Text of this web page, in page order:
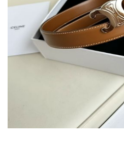
2026人気特集
バッグ
ズボン
衣装セット
住まい用品
アクセサリー
ベルト
スカーフ
アイフォーンケ
ース